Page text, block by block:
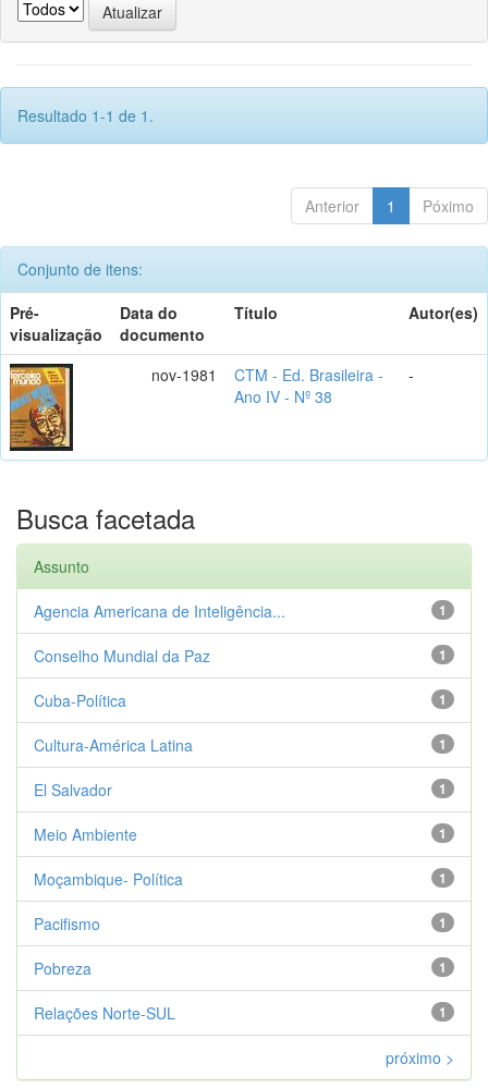
Resultado 1-1 de 1.
Anterior 1 Póximo
Conjunto de itens:
Pré-
visualização
Data do
documento
Título Autor(es)
nov-1981
CTM - Ed. Brasileira -
Ano IV - Nº 38
-
Busca facetada
Assunto
1
Agencia Americana de Inteligência...
1
Conselho Mundial da Paz
1
Cuba-Política
1
Cultura-América Latina
1
El Salvador
1
Meio Ambiente
1
Moçambique- Política
1
Pacifismo
1
Pobreza
1
Relações Norte-SUL
próximo >